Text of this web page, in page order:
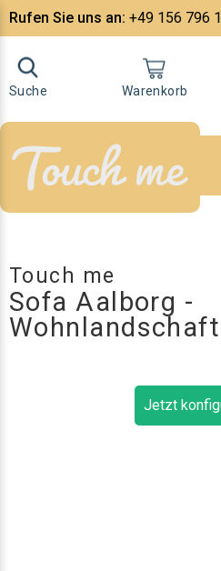
Rufen Sie uns an: +49 156 796
Suche Warenkorb
Touch me
Sofa Aalborg -
Jetzt